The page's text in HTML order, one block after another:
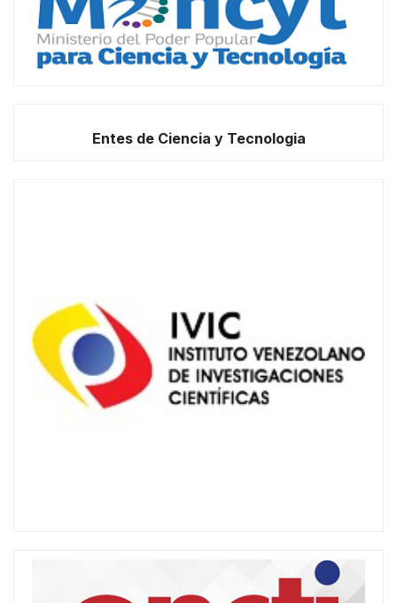
Entes de Ciencia y Tecnologia